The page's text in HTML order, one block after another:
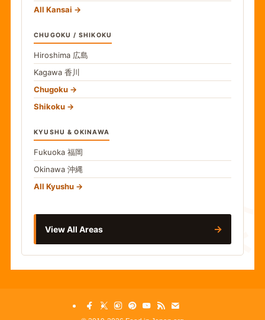
食
All Kansai
CHUGOKU / SHIKOKU
Hiroshima 広島
Kagawa 香川
Chugoku
Shikoku
KYUSHU & OKINAWA
Fukuoka 福岡
Okinawa 沖縄
All Kyushu
View All Areas →